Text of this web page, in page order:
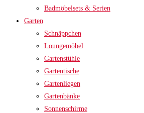
Badmöbelsets & Serien
Garten
Schnäppchen
Loungemöbel
Gartenstühle
Gartentische
Gartenliegen
Gartenbänke
Sonnenschirme